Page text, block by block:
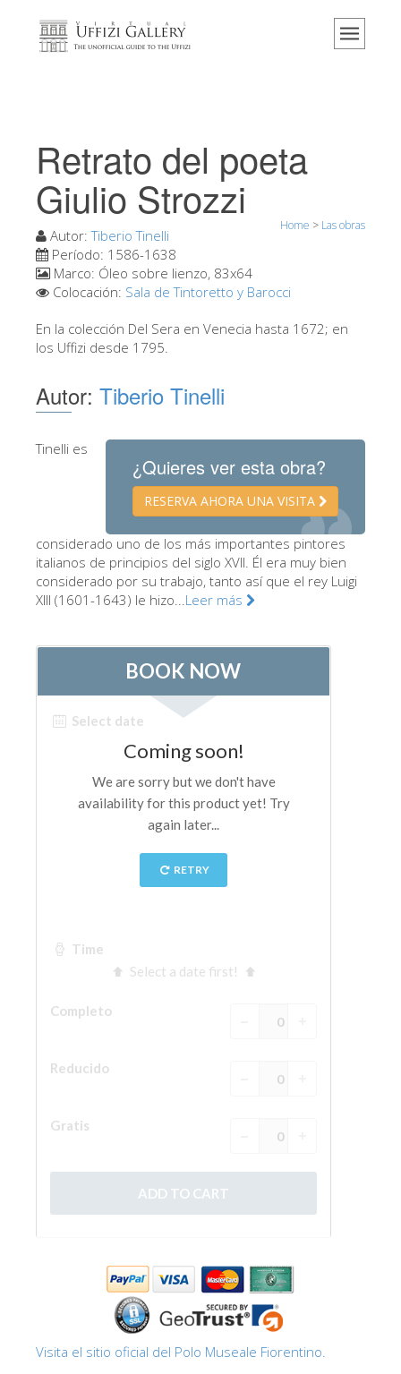
Home
Eventos y exposiciones
Los comentarios de los visitantes
Visite los Uffizi
Reserve ahora
Visita virtual
Las obras
Las salas
Otros Museos
Museo del Bargello
Galería de la Academia
Galería Palatina
Museo de San Marcos
Museo Arqueológico
El Taller de las Piedras Duras
Museo Galileo
Jardín de Boboli
La Torre de Arnolfo
Palazzo Vecchio
Reserve ahora
Sólo billetes con entrada rápida
FRANÇAIS
Retrato del poeta
Giulio Strozzi
Home > Las obras
Autor:Tiberio Tinelli
Período: 1586-1638
Marco: Óleo sobre lienzo, 83x64
Colocación: Sala de Tintoretto y Barocci
En la colección Del Sera en Venecia hasta 1672; en
los Uffizi desde 1795.
Autor: Tiberio Tinelli
¿Quieres ver esta obra?
RESERVA AHORA UNA VISITA
Tinelli es
considerado uno de los más importantes pintores
italianos de principios del siglo XVII. Él era muy bien
considerado por su trabajo, tanto así que el rey Luigi
XIII (1601-1643) le hizo...Leer más
Visita el sitio oficial del Polo Museale Fiorentino.